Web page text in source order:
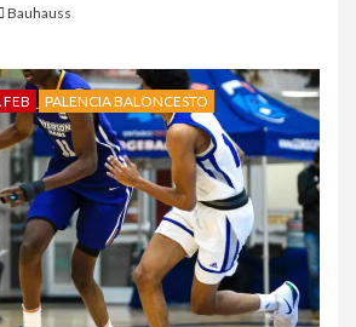
Bauhauss
FEB PALENCIA BALONCESTO